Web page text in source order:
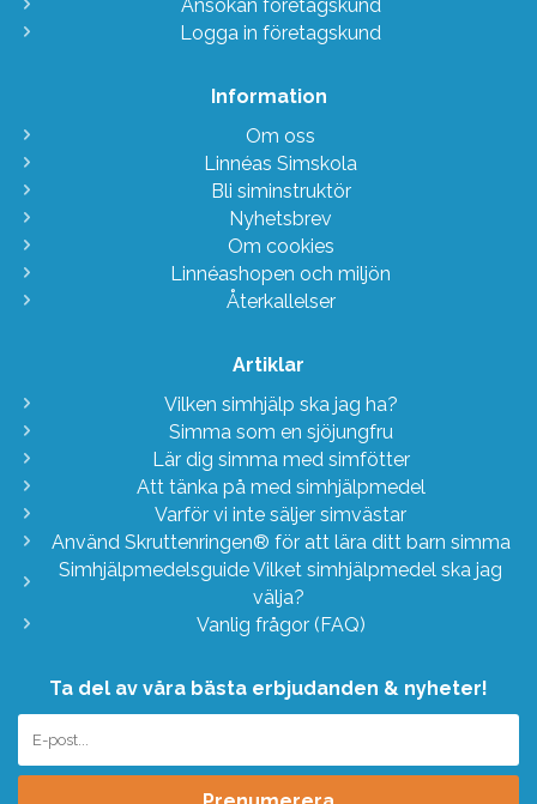
Ansökan företagskund
Logga in företagskund
Information
Om oss
Linnéas Simskola
Bli siminstruktör
Nyhetsbrev
Om cookies
Linnéashopen och miljön
Återkallelser
Artiklar
Vilken simhjälp ska jag ha?
Simma som en sjöjungfru
Lär dig simma med simfötter
Att tänka på med simhjälpmedel
Varför vi inte säljer simvästar
Använd Skruttenringen® för att lära ditt barn simma
Simhjälpmedelsguide Vilket simhjälpmedel ska jag
välja?
Vanlig frågor (FAQ)
Ta del av våra bästa erbjudanden & nyheter!